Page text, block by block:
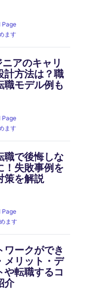
Page
ます
アのキャリ
計方法は？職
職モデル例も
Page
ます
職で後悔しな
！失敗事例を
策を解説
Page
ます
ワークができ
メリット・デ
や転職するコ
介